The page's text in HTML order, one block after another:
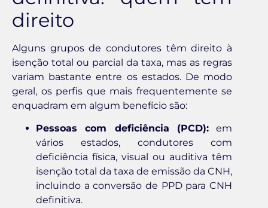
direito
Alguns grupos de condutores têm direito à
isenção total ou parcial da taxa, mas as regras
variam bastante entre os estados. De modo
geral, os perfis que mais frequentemente se
enquadram em algum benefício são:
Pessoas com deficiência (PCD):em
vários estados, condutores com
deficiência física, visual ou auditiva têm
isenção total da taxa de emissão da CNH,
incluindo a conversão de PPD para CNH
definitiva.